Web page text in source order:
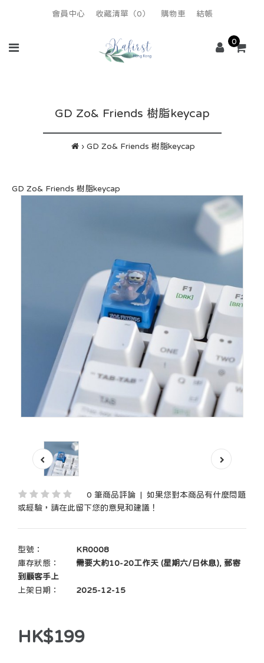
會員中心 收藏清單（0） 購物車 結帳
0
GD Zo& Friends 樹脂keycap
GD Zo& Friends 樹脂keycap
GD Zo& Friends 樹脂keycap
0 筆商品評論
如果您對本商品有什麼問題
或經驗，請在此留下您的意見和建議！
型號：
KR0008
庫存狀態：
需要大約10-20工作天 (星期六/日休息), 郵寄
到顧客手上
上架日期：
2025-12-15
HK$199